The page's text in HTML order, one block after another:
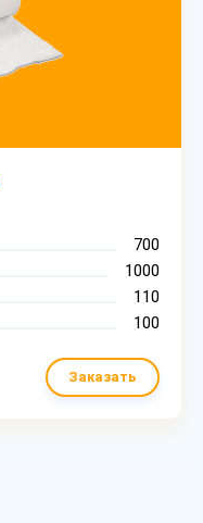
700
1000
110
100
Заказать